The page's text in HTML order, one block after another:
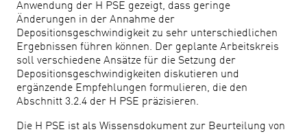
Anwendung der H PSE gezeigt, dass geringe
Änderungen in der Annahme der
Depositionsgeschwindigkeit zu sehr unterschiedlichen
Ergebnissen führen können. Der geplante Arbeitskreis
soll verschiedene Ansätze für die Setzung der
Depositionsgeschwindigkeiten diskutieren und
ergänzende Empfehlungen formulieren, die den
Abschnitt 3.2.4 der H PSE präzisieren.
Die H PSE ist als Wissensdokument zur Beurteilung von